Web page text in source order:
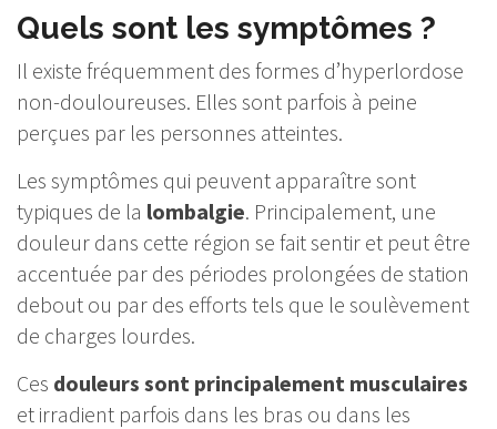
Quels sont les symptômes ?
Il existe fréquemment des formes d’hyperlordose
non-douloureuses. Elles sont parfois à peine
perçues par les personnes atteintes.
Les symptômes qui peuvent apparaître sont
typiques de la lombalgie. Principalement, une
douleur dans cette région se fait sentir et peut être
accentuée par des périodes prolongées de station
debout ou par des efforts tels que le soulèvement
de charges lourdes.
Ces douleurs sont principalement musculaires
et irradient parfois dans les bras ou dans les